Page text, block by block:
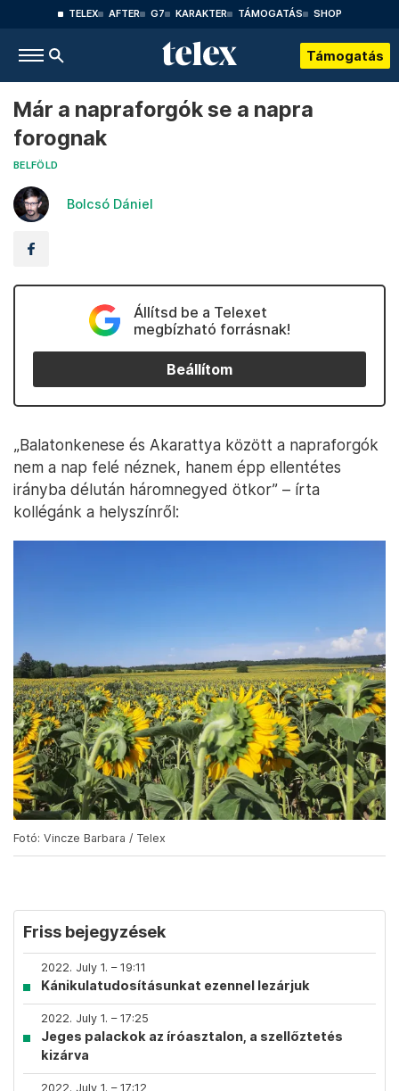
TELEX AFTER G7 KARAKTER TÁMOGATÁS SHOP
Támogatás
Már a napraforgók se a napra
forognak
BELFÖLD
Bolcsó Dániel
Állítsd be a Telexet
megbízható forrásnak!
Beállítom
„Balatonkenese és Akarattya között a napraforgók
nem a nap felé néznek, hanem épp ellentétes
irányba délután háromnegyed ötkor” – írta
kollégánk a helyszínről:
Fotó: Vincze Barbara / Telex
Friss bejegyzések
2022. July 1. – 19:11
Kánikulatudosításunkat ezennel lezárjuk
2022. July 1. – 17:25
Jeges palackok az íróasztalon, a szellőztetés
kizárva
2022. July 1. – 17:12